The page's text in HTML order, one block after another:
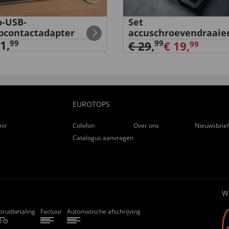
sehr sorgsam
USB-
99
Set
€ 29,99€ 19,99
EUROTOPS
Colofon Over ons
Nieuwsbrief
Catalogus aanvragen
Factuur Automatische afschrijving